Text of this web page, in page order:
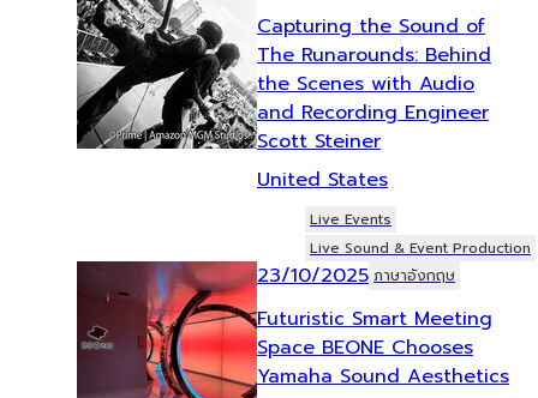
Capturing the Sound of
The Runarounds: Behind
the Scenes with Audio
and Recording Engineer
Scott Steiner
United States
Live Events
Live Sound & Event Production
23/10/2025 ภาษาอังกฤษ
Futuristic Smart Meeting
Space BEONE Chooses
Yamaha Sound Aesthetics